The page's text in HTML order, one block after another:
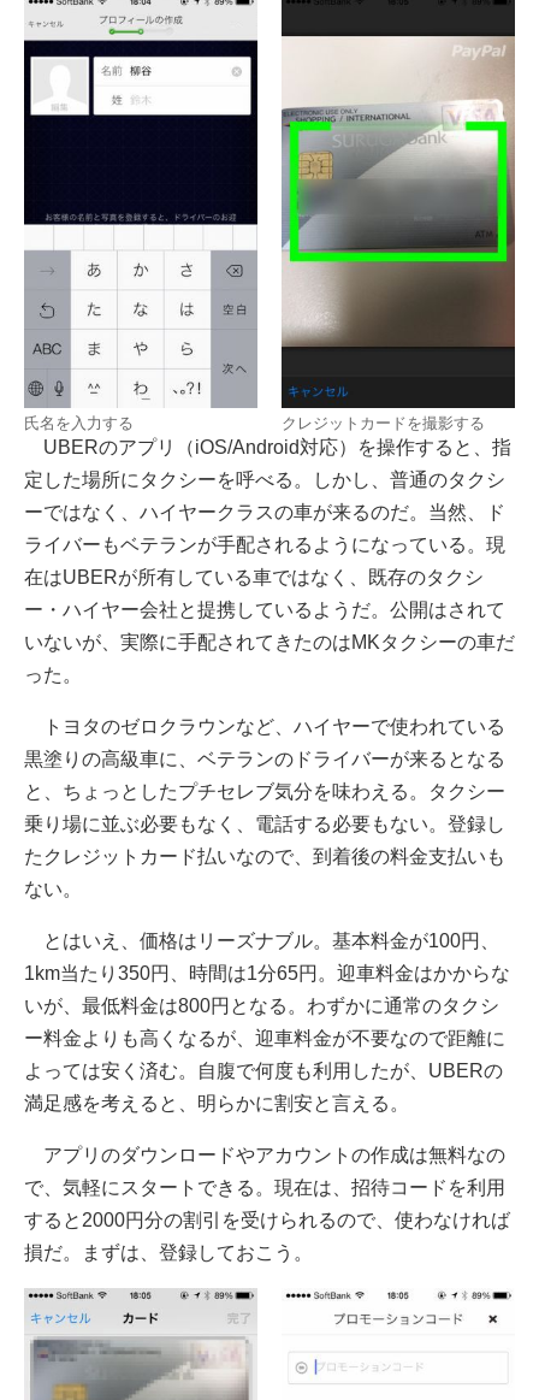
氏名を入力する クレジットカードを撮影する
UBERのアプリ（iOS/Android対応）を操作すると、指
定した場所にタクシーを呼べる。しかし、普通のタクシ
ーではなく、ハイヤークラスの車が来るのだ。当然、ド
ライバーもベテランが手配されるようになっている。現
在はUBERが所有している車ではなく、既存のタクシ
ー・ハイヤー会社と提携しているようだ。公開はされて
いないが、実際に手配されてきたのはMKタクシーの車だ
った。
トヨタのゼロクラウンなど、ハイヤーで使われている
黒塗りの高級車に、ベテランのドライバーが来るとなる
と、ちょっとしたプチセレブ気分を味わえる。タクシー
乗り場に並ぶ必要もなく、電話する必要もない。登録し
たクレジットカード払いなので、到着後の料金支払いも
ない。
とはいえ、価格はリーズナブル。基本料金が100円、
1km当たり350円、時間は1分65円。迎車料金はかからな
いが、最低料金は800円となる。わずかに通常のタクシ
ー料金よりも高くなるが、迎車料金が不要なので距離に
よっては安く済む。自腹で何度も利用したが、UBERの
満足感を考えると、明らかに割安と言える。
アプリのダウンロードやアカウントの作成は無料なの
で、気軽にスタートできる。現在は、招待コードを利用
すると2000円分の割引を受けられるので、使わなければ
損だ。まずは、登録しておこう。